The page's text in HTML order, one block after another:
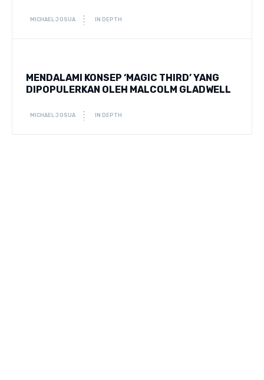
MICHAEL JOSUA IN DEPTH
MENDALAMI KONSEP ‘MAGIC THIRD’ YANG
DIPOPULERKAN OLEH MALCOLM GLADWELL
MICHAEL JOSUA IN DEPTH